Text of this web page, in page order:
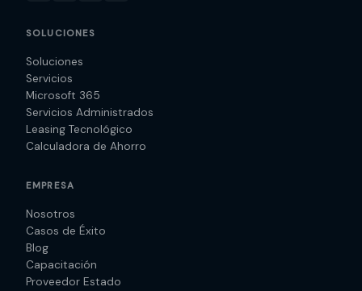
SOLUCIONES
Soluciones
Servicios
Microsoft 365
Servicios Administrados
Leasing Tecnológico
Calculadora de Ahorro
EMPRESA
Nosotros
Casos de Éxito
Blog
Capacitación
Proveedor Estado